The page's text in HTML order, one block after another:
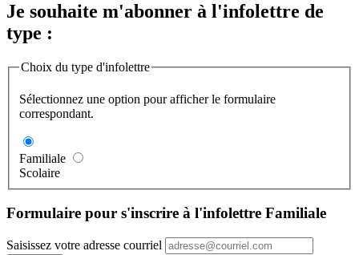
Je souhaite m'abonner à l'infolettre de
type :
Choix du type d'infolettre
Sélectionnez une option pour afficher le formulaire
correspondant.
Familiale
Scolaire
Formulaire pour s'inscrire à l'infolettre Familiale
Saisissez votre adresse courriel